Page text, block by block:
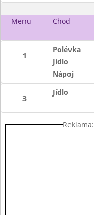
Menu Chod
1
Polévka
Jídlo
Nápoj
3
Jídlo
Reklama: